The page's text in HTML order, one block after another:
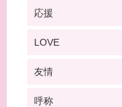
応援
LOVE
友情
呼称